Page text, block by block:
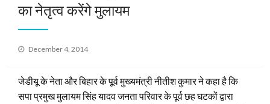
का नेतृत्व करेंगे मुलायम
Posted
December 4, 2014
जेडीयू के नेता और बिहार के पूर्व मुख्यमंत्री नीतीश कुमार ने कहा है कि
सपा प्रमुख मुलायम सिंह यादव जनता परिवार के पूर्व छह घटकों द्वारा